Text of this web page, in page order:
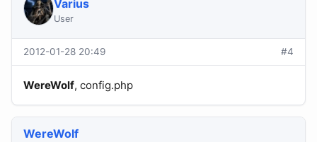
Varius
User
2012-01-28 20:49 #4
WereWolf, config.php
WereWolf